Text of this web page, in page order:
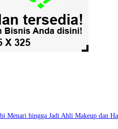
Menari hingga Jadi Ahli Makeup dan